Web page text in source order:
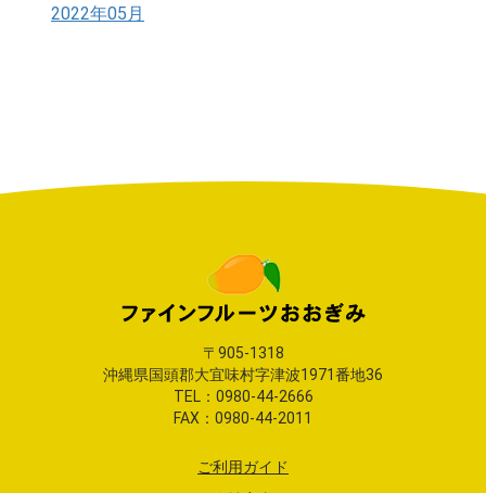
2022年05月
〒905-1318
沖縄県国頭郡大宜味村字津波1971番地36
TEL：0980-44-2666
FAX：0980-44-2011
ご利用ガイド